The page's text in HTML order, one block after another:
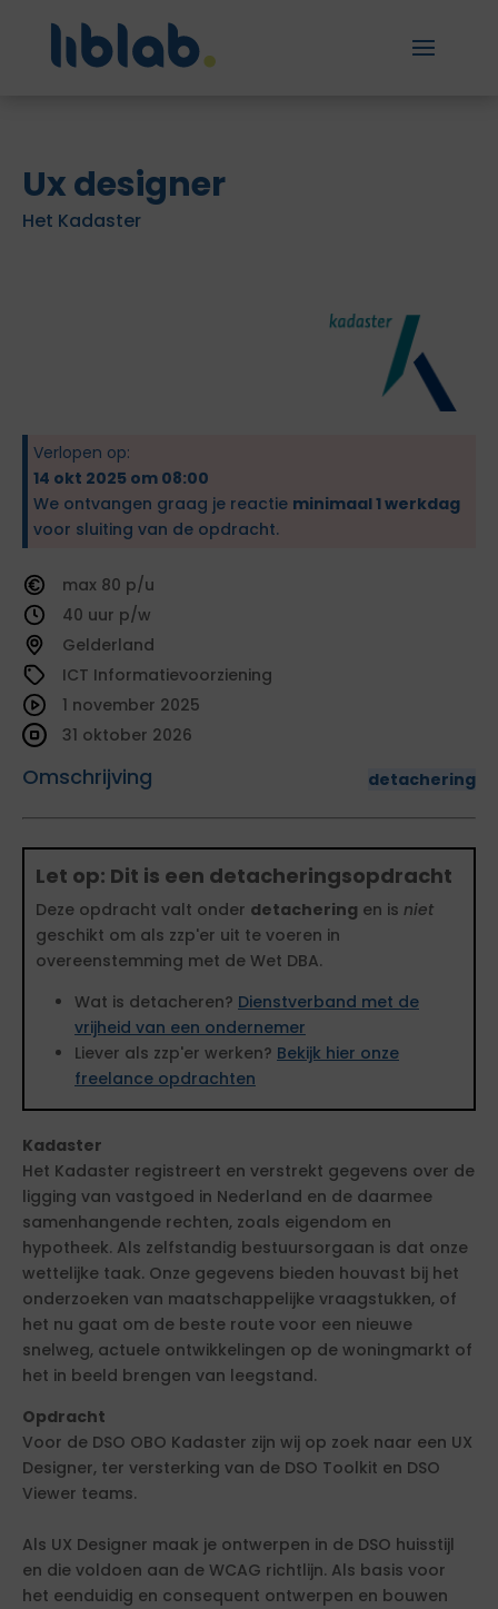
Ux designer
Het Kadaster
Verlopen op:
14 okt 2025 om 08:00
We ontvangen graag je reactie minimaal 1 werkdag
voor sluiting van de opdracht.
80
40
Gelderland
ICT Informatievoorziening
Omschrijving detachering
1 november 2025
31 oktober 2026
Let op: Dit is een detacheringsopdracht
Deze opdracht valt onder detachering en is niet
geschikt om als zzp'er uit te voeren in
overeenstemming met de Wet DBA.
Wat is detacheren? Dienstverband met de
vrijheid van een ondernemer
Liever als zzp'er werken? Bekijk hier onze
freelance opdrachten
Kadaster
Het Kadaster registreert en verstrekt gegevens over de
ligging van vastgoed in Nederland en de daarmee
samenhangende rechten, zoals eigendom en
hypotheek. Als zelfstandig bestuursorgaan is dat onze
wettelijke taak. Onze gegevens bieden houvast bij het
onderzoeken van maatschappelijke vraagstukken, of
het nu gaat om de beste route voor een nieuwe
snelweg, actuele ontwikkelingen op de woningmarkt of
het in beeld brengen van leegstand.
Opdracht
Voor de DSO OBO Kadaster zijn wij op zoek naar een UX
Designer, ter versterking van de DSO Toolkit en DSO
Viewer teams.
Als UX Designer maak je ontwerpen in de DSO huisstijl
en die voldoen aan de WCAG richtlijn. Als basis voor
het eenduidig en consequent ontwerpen en bouwen